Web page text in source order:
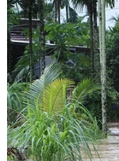
TIN CÙNG
Xây dựng hành
gỡ điểm nghẽn,
hóa phát triển
09/08/2026 05:26